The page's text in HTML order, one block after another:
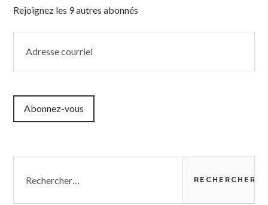
Rejoignez les 9 autres abonnés
courriel
Abonnez-vous